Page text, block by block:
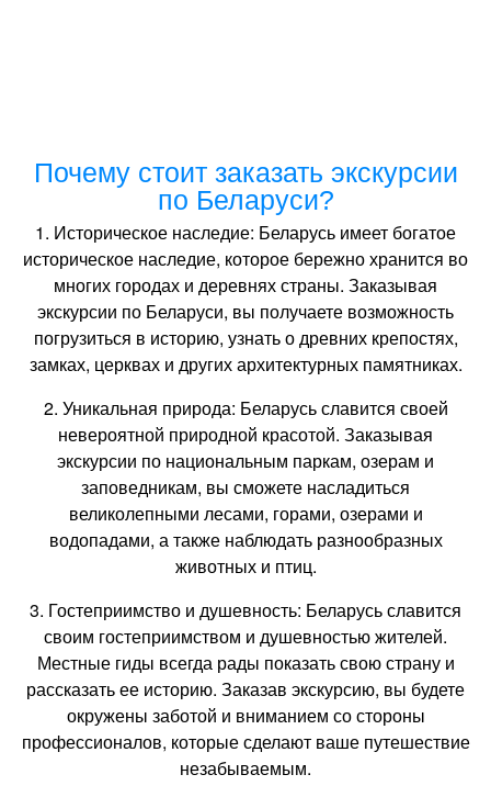
Почему стоит заказать экскурсии
по Беларуси?
1. Историческое наследие: Беларусь имеет богатое
историческое наследие, которое бережно хранится во
многих городах и деревнях страны. Заказывая
экскурсии по Беларуси, вы получаете возможность
погрузиться в историю, узнать о древних крепостях,
замках, церквах и других архитектурных памятниках.
2. Уникальная природа: Беларусь славится своей
невероятной природной красотой. Заказывая
экскурсии по национальным паркам, озерам и
заповедникам, вы сможете насладиться
великолепными лесами, горами, озерами и
водопадами, а также наблюдать разнообразных
животных и птиц.
3. Гостеприимство и душевность: Беларусь славится
своим гостеприимством и душевностью жителей.
Местные гиды всегда рады показать свою страну и
рассказать ее историю. Заказав экскурсию, вы будете
окружены заботой и вниманием со стороны
профессионалов, которые сделают ваше путешествие
незабываемым.